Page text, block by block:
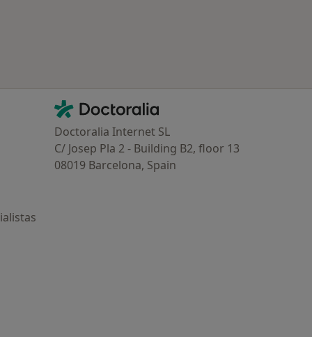
Contacto
Doctoralia - Página de inicio
Doctoralia Internet SL
C/ Josep Pla 2 - Building B2, floor 13
08019 Barcelona, Spain